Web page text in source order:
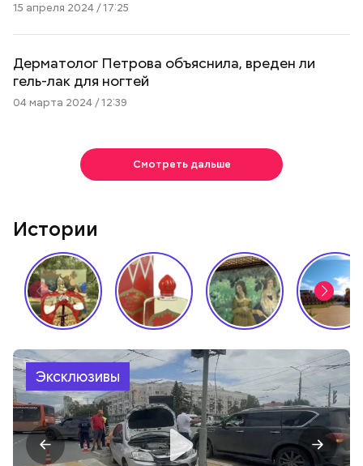
15 апреля 2024 / 17:25
Дерматолог Петрова объяснила, вреден ли
гель-лак для ногтей
04 марта 2024 / 12:39
Смотреть дальше
Истории
Эксклюзивы